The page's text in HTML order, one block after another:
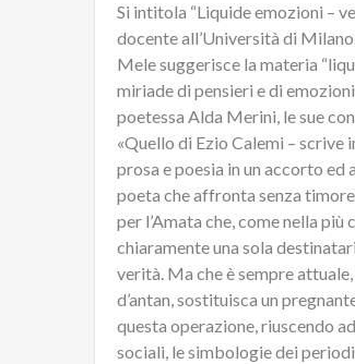
Si intitola “Liquide emozioni –
docente all’Università di
Mele suggerisce la materia
miriade di pensieri e di
poetessa Alda Merini, le sue
«Quello di Ezio Calemi – scrive
prosa e poesia in un accorto
poeta che affronta senza
per l’Amata che, come nella
chiaramente una sola
verità. Ma che è sempre
d’antan, sostituisca un
questa operazione, riuscendo
sociali, le simbologie dei